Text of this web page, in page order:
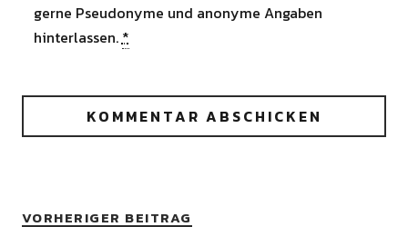
gerne Pseudonyme und anonyme Angaben
hinterlassen.*
VORHERIGER BEITRAG